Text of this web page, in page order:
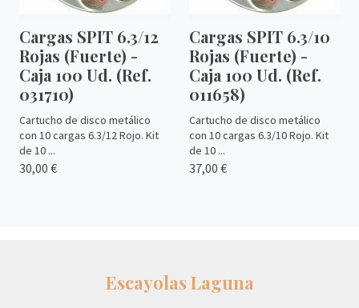
Cargas SPIT 6.3/12
Rojas (Fuerte) -
Caja 100 Ud. (Ref.
031710)
Cartucho de disco metálico
con 10 cargas 6.3/12 Rojo. Kit
de 10 ...
30,00 €
Cargas SPIT 6.3/10
Rojas (Fuerte) -
Caja 100 Ud. (Ref.
011658)
Cartucho de disco metálico
con 10 cargas 6.3/10 Rojo. Kit
de 10 ...
37,00 €
Escayolas Laguna